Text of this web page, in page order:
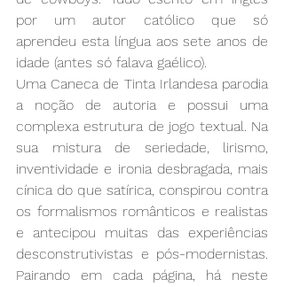
por um autor católico que só
aprendeu esta língua aos sete anos de
idade (antes só falava gaélico).
Uma Caneca de Tinta Irlandesa parodia
a noção de autoria e possui uma
complexa estrutura de jogo textual. Na
sua mistura de seriedade, lirismo,
inventividade e ironia desbragada, mais
cínica do que satírica, conspirou contra
os formalismos românticos e realistas
e antecipou muitas das experiências
desconstrutivistas e pós-modernistas.
Pairando em cada página, há neste